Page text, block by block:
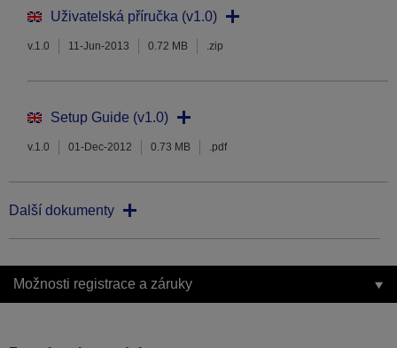
Uživatelská příručka (v1.0)
v.1.0 11-Jun-2013 0.72 MB .zip
Setup Guide (v1.0)
v.1.0 01-Dec-2012 0.73 MB .pdf
Další dokumenty
Možnosti registrace a záruky